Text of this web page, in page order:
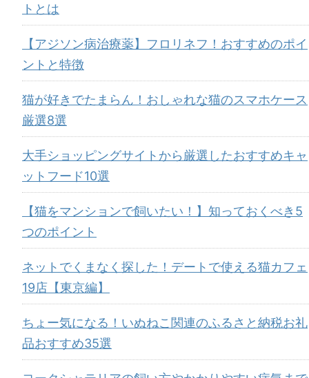
トとは
【アジソン病治療薬】フロリネフ！おすすめのポイ
ントと特徴
猫が好きでたまらん！おしゃれな猫のスマホケース
厳選8選
大手ショッピングサイトから厳選したおすすめキャ
ットフード10選
【猫をマンションで飼いたい！】知っておくべき5
つのポイント
ネットでくまなく探した！デートで使える猫カフェ
19店【東京編】
ちょー気になる！いぬねこ関連のふるさと納税お礼
品おすすめ35選